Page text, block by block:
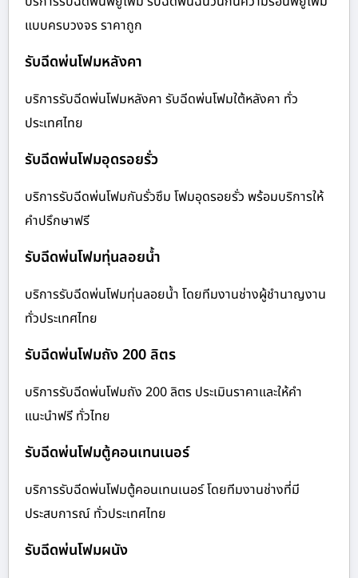
แบบครบวงจร ราคาถูก
รับฉีดพ่นโฟมหลังคา
บริการรับฉีดพ่นโฟมหลังคา รับฉีดพ่นโฟมใต้หลังคา ทั่ว
ประเทศไทย
รับฉีดพ่นโฟมอุดรอยรั่ว
บริการรับฉีดพ่นโฟมกันรั่วซึม โฟมอุดรอยรั่ว พร้อมบริการให้
คำปรึกษาฟรี
รับฉีดพ่นโฟมทุ่นลอยน้ำ
บริการรับฉีดพ่นโฟมทุ่นลอยน้ำ โดยทีมงานช่างผู้ชำนาญงาน
ทั่วประเทศไทย
รับฉีดพ่นโฟมถัง 200 ลิตร
บริการรับฉีดพ่นโฟมถัง 200 ลิตร ประเมินราคาและให้คำ
แนะนำฟรี ทั่วไทย
รับฉีดพ่นโฟมตู้คอนเทนเนอร์
บริการรับฉีดพ่นโฟมตู้คอนเทนเนอร์ โดยทีมงานช่างที่มี
ประสบการณ์ ทั่วประเทศไทย
รับฉีดพ่นโฟมผนัง